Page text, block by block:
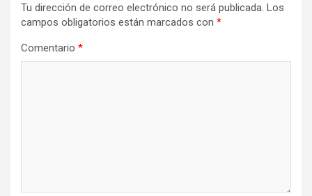
Tu dirección de correo electrónico no será publicada. Los
campos obligatorios están marcados con *
Comentario *